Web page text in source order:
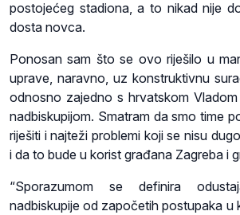
postojećeg stadiona, a to nikad nije
dosta novca.
Ponosan sam što se ovo riješilo u
uprave, naravno, uz konstruktivnu
odnosno zajedno s hrvatskom
nadbiskupijom. Smatram da smo time
riješiti i najteži problemi koji se nisu
i da to bude u korist građana Zagreba i
“Sporazumom se definira
nadbiskupije od započetih postupaka u